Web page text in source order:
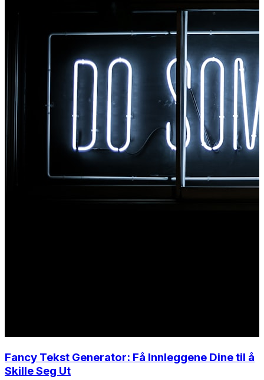
Fancy Tekst Generator: Få Innleggene Dine til å
Skille Seg Ut